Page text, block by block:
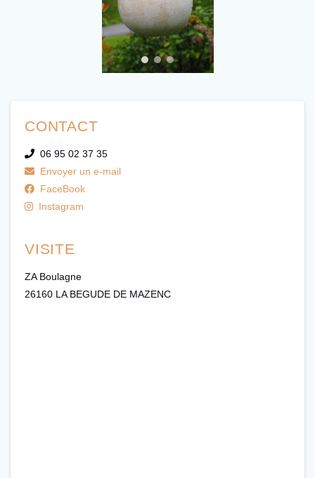
CONTACT
06 95 02 37 35
Envoyer un e-mail
FaceBook
Instagram
VISITE
ZA Boulagne
26160 LA BEGUDE DE MAZENC